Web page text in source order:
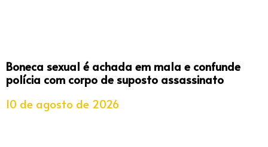
Boneca sexual é achada em mala e confunde
polícia com corpo de suposto assassinato
10 de agosto de 2026